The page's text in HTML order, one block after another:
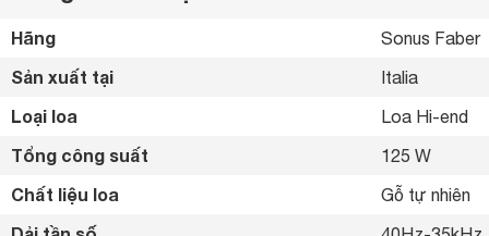
Hãng Sonus Faber
Sản xuất tại Italia
Loại loa Loa Hi-end
Tổng công suất 125 W
Chất liệu loa Gỗ tự nhiên